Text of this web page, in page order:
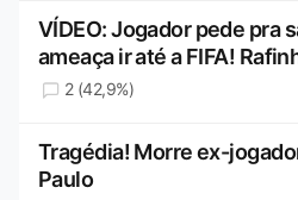
VÍDEO: Jogador pede pra
ameaça ir até a FIFA!
2 (42,9%)
Tragédia! Morre ex-
Paulo